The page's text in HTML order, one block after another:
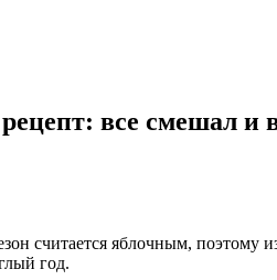
все смешал и
считается яблочным, поэтому
год.